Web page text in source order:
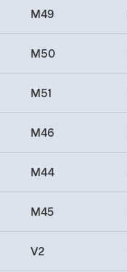
M49
M50
M51
M46
M44
M45
V2